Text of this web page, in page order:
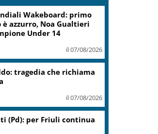
Wakeboard: primo
è azzurro, Noa Gualtieri
Under 14
il 07/08/2026
tragedia che richiama
il 07/08/2026
(Pd): per Friuli continua